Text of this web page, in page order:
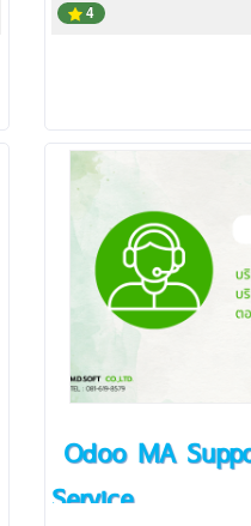
4
Odoo MA
Service